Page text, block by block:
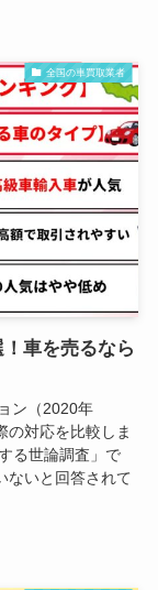
全国の車買取業者
車を売るなら
ン（2020年
の対応を比較しま
る世論調査」で
ないと回答されて